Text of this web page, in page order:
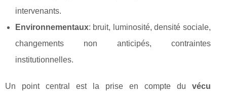
intervenants.
Environnementaux: bruit, luminosité, densité sociale,
changements non anticipés, contraintes
institutionnelles.
Un point central est la prise en compte du vécu